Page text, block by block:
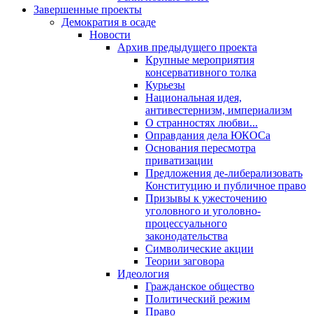
Завершенные проекты
Демократия в осаде
Новости
Архив предыдущего проекта
Крупные мероприятия
консервативного толка
Курьезы
Национальная идея,
антивестернизм, империализм
О странностях любви...
Оправдания дела ЮКОСа
Основания пересмотра
приватизации
Предложения де-либерализовать
Конституцию и публичное право
Призывы к ужесточению
уголовного и уголовно-
процессуального
законодательства
Символические акции
Теории заговора
Идеология
Гражданское общество
Политический режим
Право